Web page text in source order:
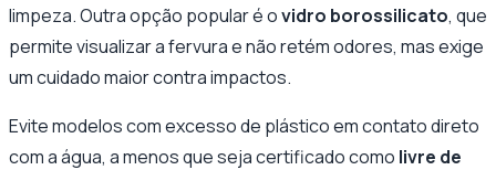
limpeza. Outra opção popular é ovidro borossilicato, que
permite visualizar a fervura e não retém odores, mas exige
um cuidado maior contra impactos.
Evite modelos com excesso de plástico em contato direto
com a água, a menos que seja certificado como livre de